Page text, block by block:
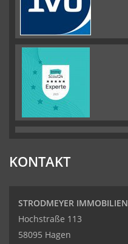
KONTAKT
STRODMEYER IMMOBILIEN
Hochstraße 113
58095 Hagen